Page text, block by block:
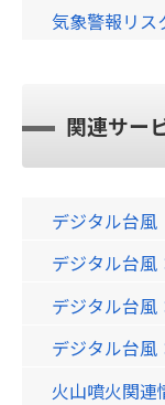
気象警報リス
関連サー
デジタル台風
デジタル台
デジタル台風
デジタル台風
火山噴火関連